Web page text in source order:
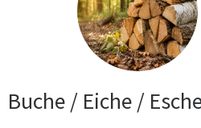
Buche / Eiche /